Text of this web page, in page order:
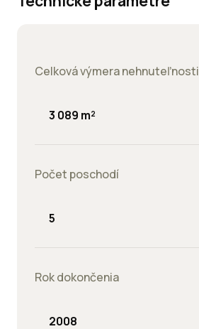
Celková výmera nehnuteľnosti
3 089 m²
Počet poschodí
5
Rok dokončenia
2008